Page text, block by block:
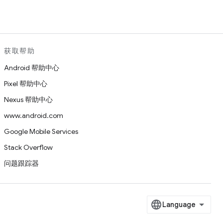
获取帮助
Android 帮助中心
Pixel 帮助中心
Nexus 帮助中心
www.android.com
Google Mobile Services
Stack Overflow
问题跟踪器